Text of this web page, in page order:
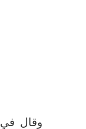
وقال في